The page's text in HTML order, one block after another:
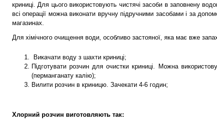
криниці. Для цього використовують чистячі засоби в заповнену
всі операції можна виконати вручну підручними засобами і за
магазинах.
Для хімічного очищення води, особливо застояної, яка має вже
Викачати воду з шахти криниці;
Підготувати розчин для очистки криниці. Можна
(перманганату калію);
Вилити розчин в криницю. Зачекати 4-6 годин;
Хлорний розчин виготовляють так: